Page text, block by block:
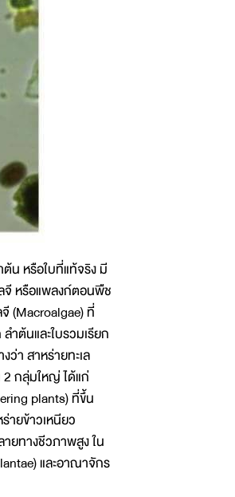
น หรือใบที่แท้จริง มี
จี หรือแพลงก์ตอนพืช
(Macroalgae) ที่
ต้นและใบรวมเรียก
ว่า สาหร่ายทะเล
2 กลุ่มใหญ่ ได้แก่
plants) ที่ขึ้น
ายข้าวเหนียว
ยทางชีวภาพสูง ใน
และอาณาจักร